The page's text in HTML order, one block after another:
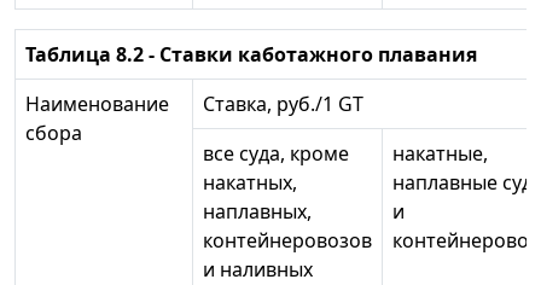
Таблица 8.2 - Ставки каботажного плавания
Наименование
сбора
Ставка, руб./1 GT
все суда, кроме
накатных,
наплавных,
контейнеровозов
и наливных
накатные,
наплавные
и